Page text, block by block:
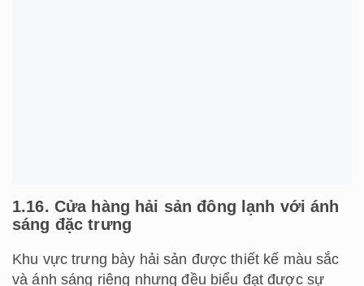
1.16. Cửa hàng hải sản đông lạnh với ánh
sáng đặc trưng
Khu vực trưng bày hải sản được thiết kế màu sắc
và ánh sáng riêng nhưng đều biểu đạt được sự